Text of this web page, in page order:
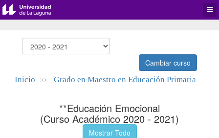
Cambiar curso
Inicio >> Grado en Maestro en Educación Primaria
**Educación Emocional
(Curso Académico 2020 - 2021)
Mostrar Todo